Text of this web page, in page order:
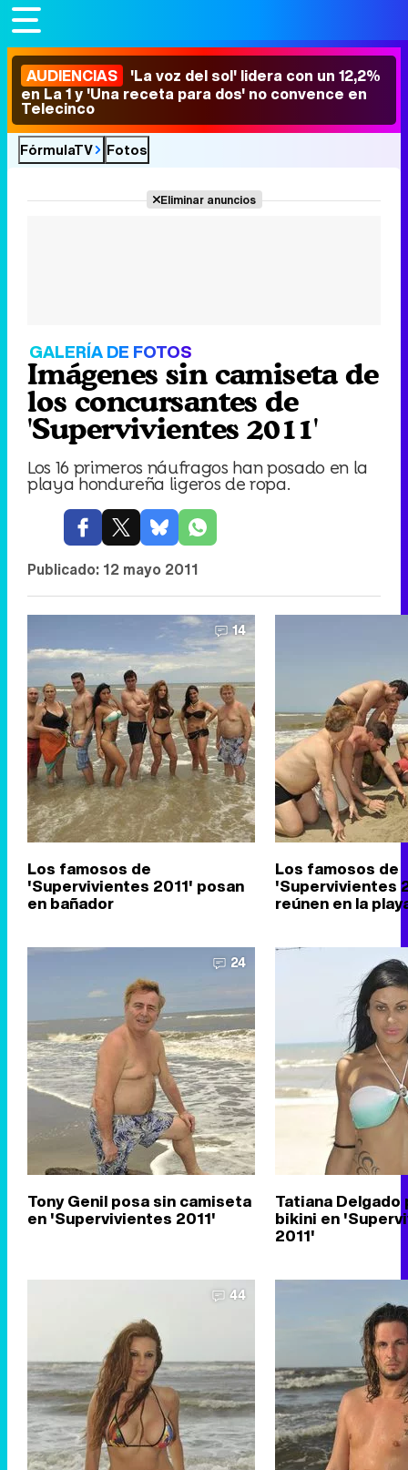
AUDIENCIAS 'La voz del sol' lidera con un 12,2%
en La 1 y 'Una receta para dos' no convence en
Telecinco
FórmulaTV Fotos
Eliminar anuncios
GALERÍA DE FOTOS
Imágenes sin camiseta de
los concursantes de
'Supervivientes 2011'
Los 16 primeros náufragos han posado en la
playa hondureña ligeros de ropa.
Publicado: 12 mayo 2011
14
Los famosos de
'Supervivientes 2011' posan
en bañador
Los famosos de
'Supervivientes
reúnen en la
24
Tony Genil posa sin camiseta
en 'Supervivientes 2011'
Tatiana Delgado
bikini en
2011'
44